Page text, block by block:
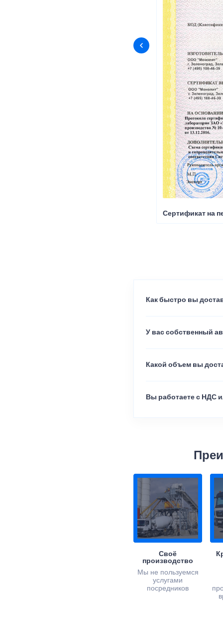
Сертификат на
Как быстро вы
У вас собственный
Какой объем вы
Вы работаете с НДС
Своё
производство
Мы не пользуемся
услугами
посредников